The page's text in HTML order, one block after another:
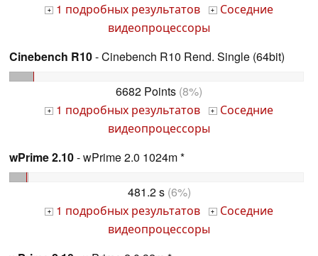
+ 1 подробных результатов + Соседние
видеопроцессоры
Cinebench R10- Cinebench R10 Rend. Single (64bit)
6682 Points (8%)
+ 1 подробных результатов + Соседние
видеопроцессоры
wPrime 2.10- wPrime 2.0 1024m *
481.2 s(6%)
+ 1 подробных результатов + Соседние
видеопроцессоры